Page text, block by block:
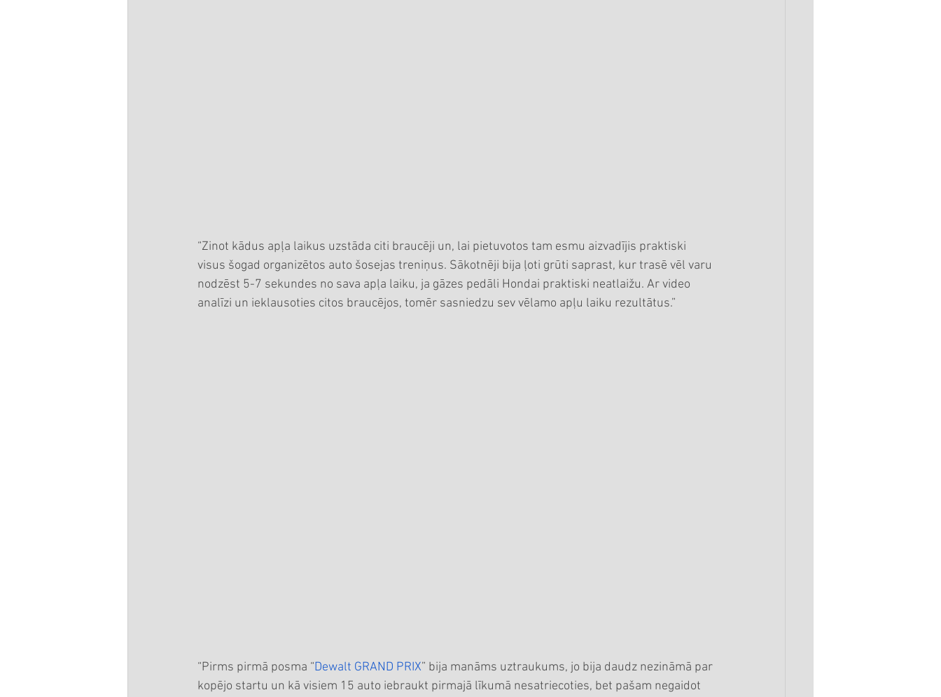
“Zinot kādus apļa laikus uzstāda citi braucēji un, lai pietuvotos tam esmu aizvadījis praktiski
visus šogad organizētos auto šosejas treniņus. Sākotnēji bija ļoti grūti saprast, kur trasē vēl varu
nodzēst 5-7 sekundes no sava apļa laiku, ja gāzes pedāli Hondai praktiski neatlaižu. Ar video
analīzi un ieklausoties citos braucējos, tomēr sasniedzu sev vēlamo apļu laiku rezultātus.”
“Pirms pirmā posma “Dewalt GRAND PRIX” bija manāms uztraukums, jo bija daudz nezināmā par
kopējo startu un kā visiem 15 auto iebraukt pirmajā līkumā nesatriecoties, bet pašam negaidot